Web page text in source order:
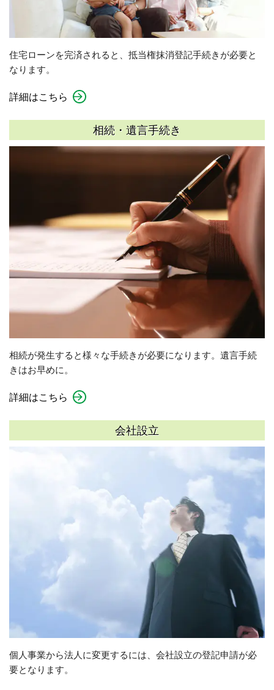
住宅ローンを完済されると、抵当権抹消登記手続きが必要と
なります。
詳細はこちら
相続・遺言手続き
相続が発生すると様々な手続きが必要になります。遺言手続
きはお早めに。
詳細はこちら
会社設立
個人事業から法人に変更するには、会社設立の登記申請が必
要となります。